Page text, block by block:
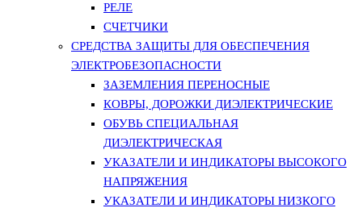
РЕЛЕ
СЧЕТЧИКИ
СРЕДСТВА ЗАЩИТЫ ДЛЯ ОБЕСПЕЧЕНИЯ
ЭЛЕКТРОБЕЗОПАСНОСТИ
ЗАЗЕМЛЕНИЯ ПЕРЕНОСНЫЕ
КОВРЫ, ДОРОЖКИ ДИЭЛЕКТРИЧЕСКИЕ
ОБУВЬ СПЕЦИАЛЬНАЯ
ДИЭЛЕКТРИЧЕСКАЯ
УКАЗАТЕЛИ И ИНДИКАТОРЫ ВЫСОКОГО
НАПРЯЖЕНИЯ
УКАЗАТЕЛИ И ИНДИКАТОРЫ НИЗКОГО